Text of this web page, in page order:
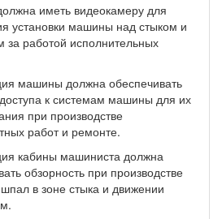
иметь видеокамеру для
установки машины над стыком и
за работой исполнительных
машины должна обеспечивать
к системам машины для их
при производстве
работ и ремонте.
кабины машиниста должна
обзорность при производстве
в зоне стыка и движении